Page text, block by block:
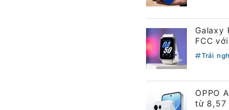
Galaxy
FCC
Trải
OPPO
từ 8,57